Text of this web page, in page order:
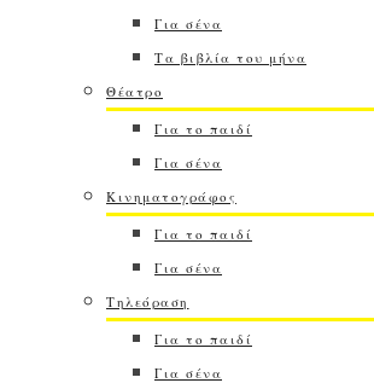
Για σένα
Τα βιβλία του μήνα
Θέατρο
Για το παιδί
Για σένα
Κινηματογράφος
Για το παιδί
Για σένα
Τηλεόραση
Για το παιδί
Για σένα